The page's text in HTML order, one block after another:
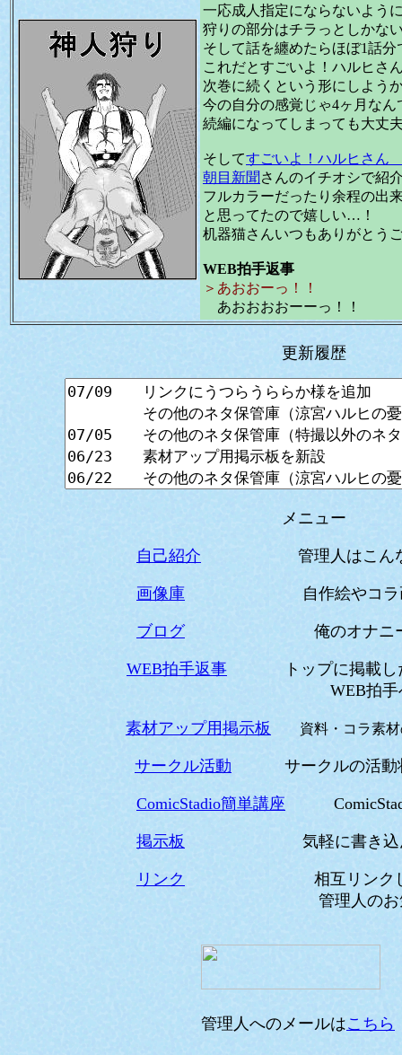
一応成人指定にならないよう
狩りの部分はチラっとしかな
そして話を纏めたらほぼ1話
これだとすごいよ！ハルヒさ
次巻に続くという形にしよう
今の自分の感覚じゃ4ヶ月な
続編になってしまっても大丈
そしてすごいよ！ハルヒさん
朝目新聞 さんのイチオシで紹
フルカラーだったり余程の出
と思ってたので嬉しい…！
机器猫さんいつもありがとう
WEB拍手返事
＞あおおーっ！！
あおおおおーーっ！！
更新履歴
メニュー
自己紹介 管理人はこんな
画像庫 自作絵やコラ画
ブログ俺のオナニー
WEB拍手返事
トップに掲載
WEB拍手への返事の
素材アップ用掲示板 資料・コラ素材
サークル活動 サークルの活動
ComicStadio簡単講座
掲示板 気軽に書き込ん
リンク
相互リンクしてく
管理人のお気に入りサ
管理人へのメールはこちら